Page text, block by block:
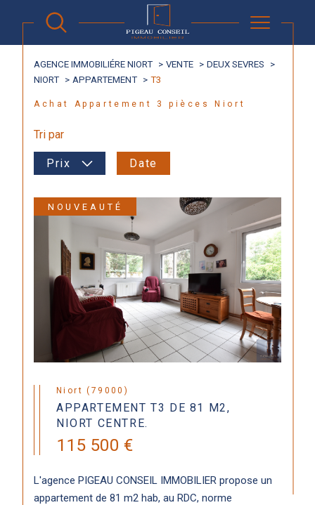
AGENCE IMMOBILIÉRE NIORT VENTE
DEUX SEVRES
NIORT
APPARTEMENT T3
Achat Appartement 3 pièces Niort
Tri par
Prix Date
NOUVEAUTÉ
Niort (79000)
APPARTEMENT T3 DE 81 M2,
NIORT CENTRE.
115 500 €
L'agence PIGEAU CONSEIL IMMOBILIER propose un
appartement de 81 m2 hab, au RDC, norme